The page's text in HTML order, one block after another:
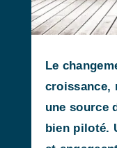
Le
croissance,
une source
bien piloté.